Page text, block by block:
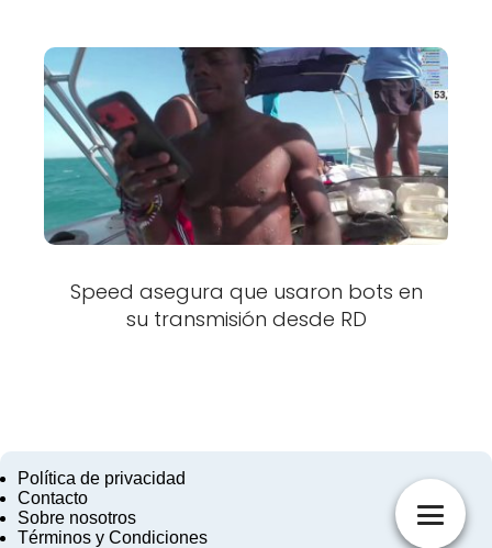
Speed asegura que usaron bots en
su transmisión desde RD
Política de privacidad
Contacto
Sobre nosotros
Términos y Condiciones